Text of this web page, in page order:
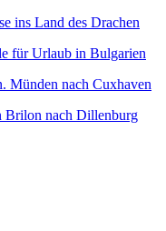
ins Land des Drachen
für Urlaub in Bulgarien
Münden nach Cuxhaven
Brilon nach Dillenburg